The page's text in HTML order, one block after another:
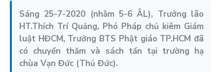
Sáng 25-7-2020 (nhằm 5-6 ÂL), Trưởng lão
HT.Thích Trí Quảng, Phó Pháp chủ kiêm Giám
luật HĐCM, Trưởng BTS Phật giáo TP.HCM đã
có chuyến thăm và sách tấn tại trường hạ
chùa Vạn Đức (Thủ Đức).